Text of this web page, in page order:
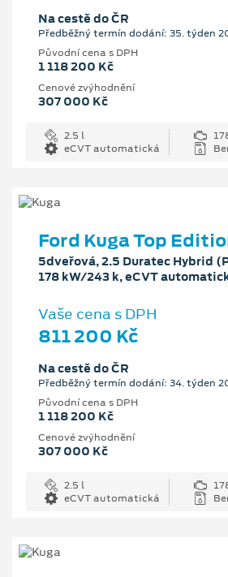
Na cestě do ČR
Předběžný termín dodání: 35. týden
Původní cena s DPH
1 118 200 Kč
Cenové zvýhodnění
307 000 Kč
2.5 l
eCVT automatická
Ford Kuga Top
5dveřová, 2.5 Duratec Hybrid
178 kW/243 k, eCVT
Vaše cena s DPH
811 200 Kč
Na cestě do ČR
Předběžný termín dodání: 34. týden
Původní cena s DPH
1 118 200 Kč
Cenové zvýhodnění
307 000 Kč
2.5 l
eCVT automatická